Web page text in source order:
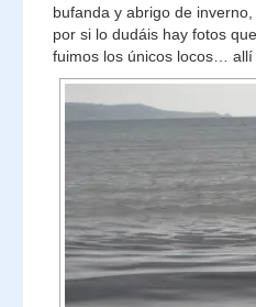
bufanda y abrigo de
por si lo dudáis hay fotos
fuimos los únicos locos…